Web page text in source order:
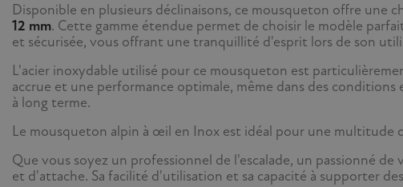
Disponible en plusieurs déclinaisons, ce mousqueton offre une
12 mm. Cette gamme étendue permet de choisir le modèle
et sécurisée, vous offrant une tranquillité d'esprit lors de son
L'acier inoxydable utilisé pour ce mousqueton est
accrue et une performance optimale, même dans des
à long terme.
Le mousqueton alpin à œil en Inox est idéal pour une multitude
Que vous soyez un professionnel de l'escalade, un passionné
et d'attache. Sa facilité d'utilisation et sa capacité à supporter